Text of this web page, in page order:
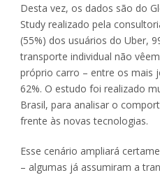
Desta vez, os dados são do
Study realizado pela
(55%) dos usuários do Uber,
transporte individual não
próprio carro – entre os mais
62%. O estudo foi realizado
Brasil, para analisar o
frente às novas tecnologias.
Esse cenário ampliará
– algumas já assumiram a